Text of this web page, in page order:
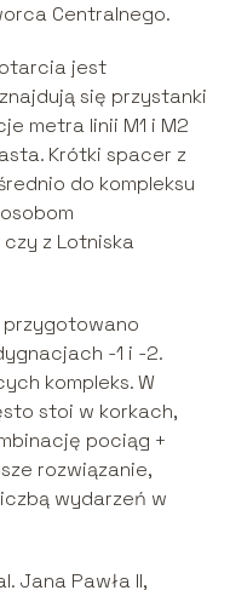
Centralnego.
jest
się przystanki
metra linii M1 i M2
Krótki spacer z
do kompleksu
z Lotniska
przygotowano
-1 i -2.
kompleks. W
stoi w korkach,
pociąg +
rozwiązanie,
wydarzeń w
Jana Pawła II,